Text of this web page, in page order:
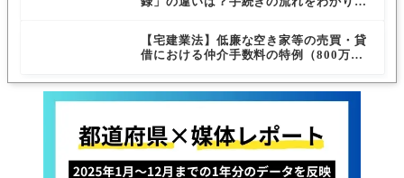
【宅建業法】低廉な空き家等の売買・貸
借における仲介手数料の特例（800万円